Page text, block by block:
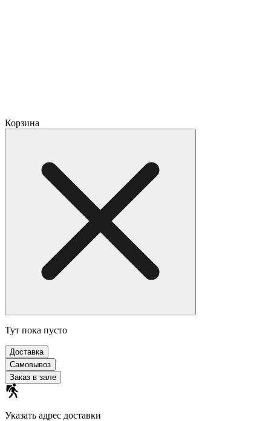
Корзина
Тут пока пусто
Доставка
Самовывоз
Заказ в зале
Указать адрес доставки